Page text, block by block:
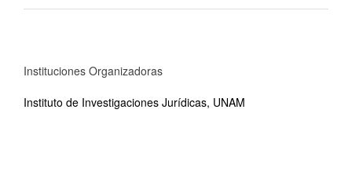
Instituciones Organizadoras
Instituto de Investigaciones Jurídicas, UNAM